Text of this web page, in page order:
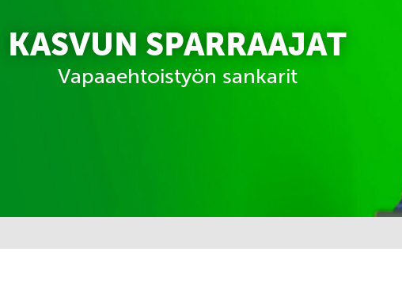
KASVUN SPARRAAJAT
Vapaaehtoistyön sankarit